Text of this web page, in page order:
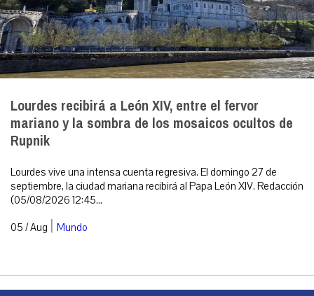
Lourdes recibirá a León XIV, entre el fervor
mariano y la sombra de los mosaicos ocultos de
Rupnik
Lourdes vive una intensa cuenta regresiva. El domingo 27 de
septiembre, la ciudad mariana recibirá al Papa León XIV. Redacción
(05/08/2026 12:45...
05 / Aug | Mundo